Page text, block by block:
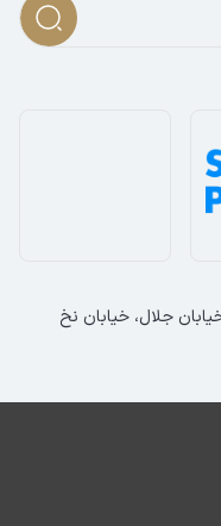
می‌تواند در استایل‌های
فراهم می‌کند. چه در
یک لباس شیک و
باعث می‌شود برای
جذاب باشد. از آنجایی
مناسب می‌توان در
جلال، خیابان نخ